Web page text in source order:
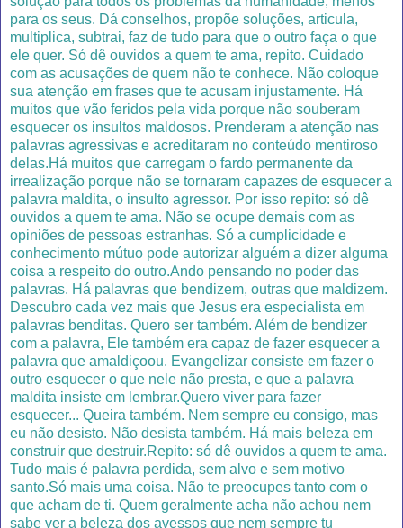
para os seus. Dá conselhos, propõe soluções, articula,
multiplica, subtrai, faz de tudo para que o outro faça o que
ele quer. Só dê ouvidos a quem te ama, repito. Cuidado
com as acusações de quem não te conhece. Não coloque
sua atenção em frases que te acusam injustamente. Há
muitos que vão feridos pela vida porque não souberam
esquecer os insultos maldosos. Prenderam a atenção nas
palavras agressivas e acreditaram no conteúdo mentiroso
delas.Há muitos que carregam o fardo permanente da
irrealização porque não se tornaram capazes de esquecer a
palavra maldita, o insulto agressor. Por isso repito: só dê
ouvidos a quem te ama. Não se ocupe demais com as
opiniões de pessoas estranhas. Só a cumplicidade e
conhecimento mútuo pode autorizar alguém a dizer alguma
coisa a respeito do outro.Ando pensando no poder das
palavras. Há palavras que bendizem, outras que maldizem.
Descubro cada vez mais que Jesus era especialista em
palavras benditas. Quero ser também. Além de bendizer
com a palavra, Ele também era capaz de fazer esquecer a
palavra que amaldiçoou. Evangelizar consiste em fazer o
outro esquecer o que nele não presta, e que a palavra
maldita insiste em lembrar.Quero viver para fazer
esquecer... Queira também. Nem sempre eu consigo, mas
eu não desisto. Não desista também. Há mais beleza em
construir que destruir.Repito: só dê ouvidos a quem te ama.
Tudo mais é palavra perdida, sem alvo e sem motivo
santo.Só mais uma coisa. Não te preocupes tanto com o
que acham de ti. Quem geralmente acha não achou nem
sabe ver a beleza dos avessos que nem sempre tu